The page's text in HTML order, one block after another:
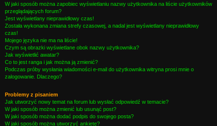
W jaki sposób można zapobiec wyświetlaniu nazwy użytkownika na liście użytkowników
przeglądających forum?
Jest wyświetlany nieprawidłowy czas!
Została wykonana zmiana strefy czasowej, a nadal jest wyświetlany nieprawidłowy
czas!
Mojego języka nie ma na liście!
Czym są obrazki wyświetlane obok nazwy użytkownika?
Jak wyświetlić awatar?
Co to jest ranga i jak można ją zmienić?
Podczas próby wysłania wiadomości e-mail do użytkownika witryna prosi mnie o
zalogowanie. Dlaczego?
Problemy z pisaniem
Jak utworzyć nowy temat na forum lub wysłać odpowiedź w temacie?
W jaki sposób można zmienić lub usunąć post?
W jaki sposób można dodać podpis do swojego posta?
W jaki sposób można utworzyć ankietę?